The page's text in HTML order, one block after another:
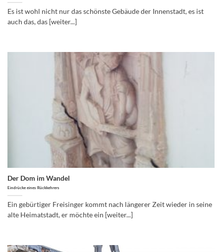
Es ist wohl nicht nur das schönste Gebäude der Innenstadt, es ist
auch das, das [weiter...]
Der Dom im Wandel
Eindrücke eines Rückkehrers
Ein gebürtiger Freisinger kommt nach längerer Zeit wieder in seine
alte Heimatstadt, er möchte ein [weiter...]